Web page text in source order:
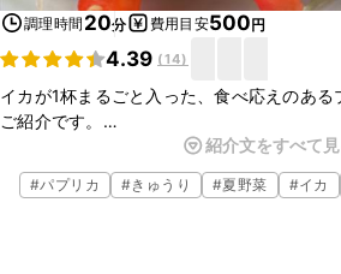
調理時間 20分 費用目安500円
4.39 (14)
イカが1杯まるごと入った、食べ応えのあ
ご紹介です。
食欲のない季節にも、さっぱりと食べられま
少し豪華にエビやカニかまを加えたり、玉
ジしても美味しく召し上がれますので、ぜ
紹介文をすべて
#パプリカ #きゅうり #夏野菜 #イカ